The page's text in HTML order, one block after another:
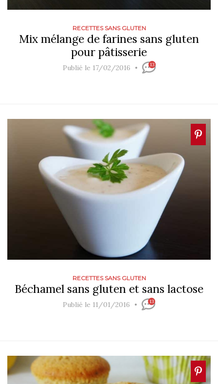
RECETTES SANS GLUTEN
Mix mélange de farines sans gluten
pour pâtisserie
Publié le 17/02/2016 13
RECETTES SANS GLUTEN
Béchamel sans gluten et sans lactose
Publié le 11/01/2016 13